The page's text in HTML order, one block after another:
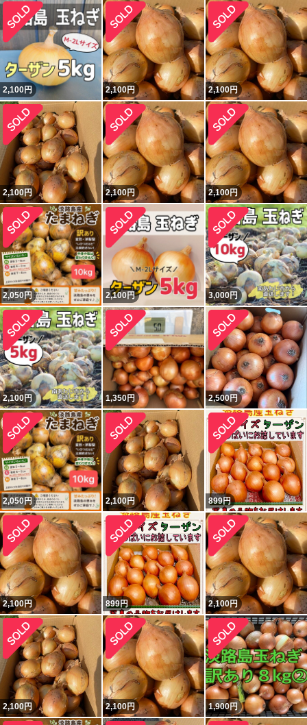
2,100円 2,100円 2,100円
2,100円 2,100円 2,100円
2,050円 2,100円 3,000円
2,100円 1,350円 2,500円
2,050円 2,100円 899円
2,100円 899円 2,100円
2,100円 2,100円 1,900円